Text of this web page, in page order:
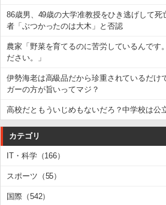
86歳男、49歳の大学准教授をひき逃げして
者「ぶつかったのは大木」と否認
農家「野菜を育てるのに苦労しているんです
ださい。」
伊勢海老は高級品だから珍重されているだけ
ガーの方が旨いってマジ？
高校だともういじめもないだろ？中学校は公
カテゴリ
IT・科学（166）
スポーツ（55）
国際（542）